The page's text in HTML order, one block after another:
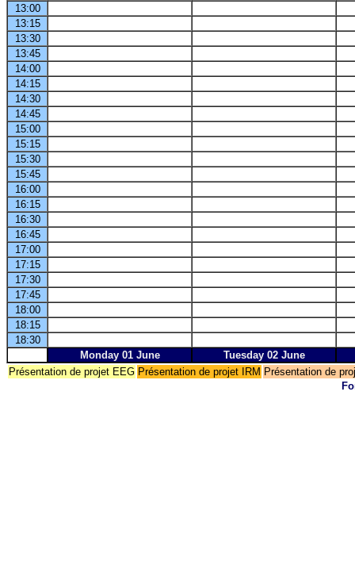
13:00
13:15
13:30
13:45
14:00
14:15
14:30
14:45
15:00
15:15
15:30
15:45
16:00
16:15
16:30
16:45
17:00
17:15
17:30
17:45
18:00
18:15
18:30
Monday 01 June
Tuesday 02 June
Présentation de projet EEG Présentation de projet IRM Présentation de